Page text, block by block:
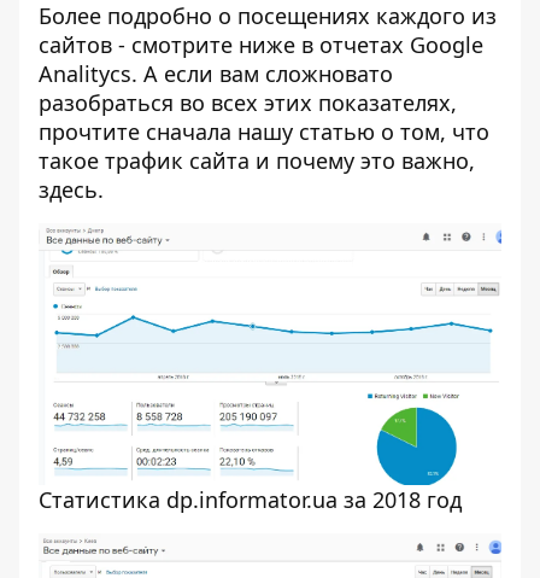
Более подробно о посещениях каждого из
сайтов - смотрите ниже в отчетах Google
Analitycs. А если вам сложновато
разобраться во всех этих показателях,
прочтите сначала нашу статью о том, что
такое трафик сайта и почему это важно,
здесь.
Статистика dp.informator.ua за 2018 год